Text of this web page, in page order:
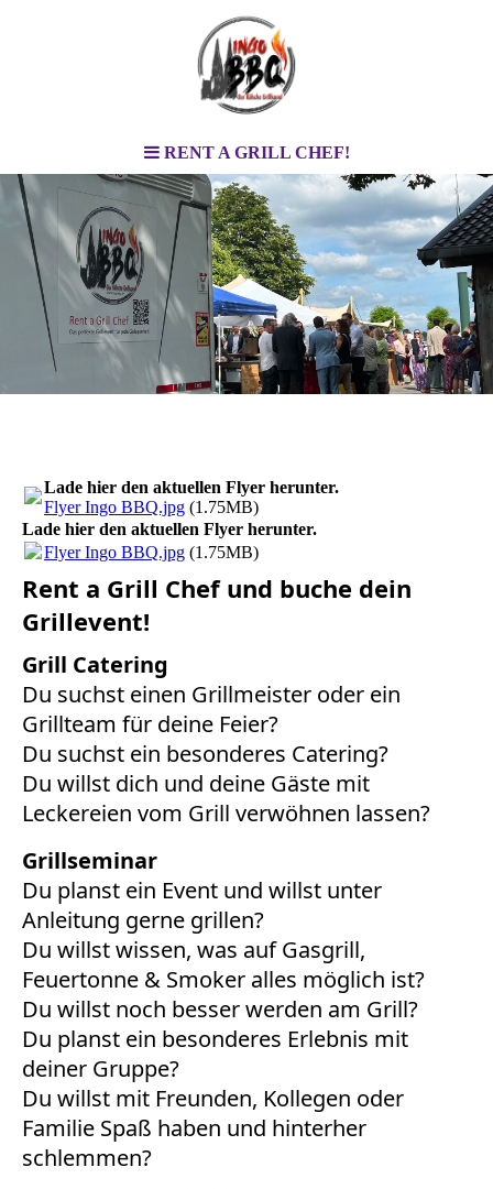
RENT A GRILL CHEF!
Lade hier den aktuellen Flyer herunter.
Flyer Ingo BBQ.jpg (1.75MB)
Lade hier den aktuellen Flyer herunter.
Flyer Ingo BBQ.jpg (1.75MB)
Rent a Grill Chef und buche dein
Grillevent!
Grill Catering
Du suchst einen Grillmeister oder ein
Grillteam für deine Feier?
Du suchst ein besonderes Catering?
Du willst dich und deine Gäste mit
Leckereien vom Grill verwöhnen lassen?
Grillseminar
Du planst ein Event und willst unter
Anleitung gerne grillen?
Du willst wissen, was auf Gasgrill,
Feuertonne & Smoker alles möglich ist?
Du willst noch besser werden am Grill?
Du planst ein besonderes Erlebnis mit
deiner Gruppe?
Du willst mit Freunden, Kollegen oder
Familie Spaß haben und hinterher
schlemmen?